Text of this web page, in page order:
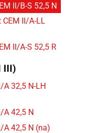
II/B-S 52,5 N
II/A-LL
II/A-S 52,5 R
III)
32,5 N-LH
A 42,5 N
A 42,5 N (na)